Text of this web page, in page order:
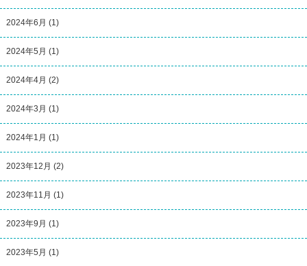
2024年6月 (1)
2024年5月 (1)
2024年4月 (2)
2024年3月 (1)
2024年1月 (1)
2023年12月 (2)
2023年11月 (1)
2023年9月 (1)
2023年5月 (1)